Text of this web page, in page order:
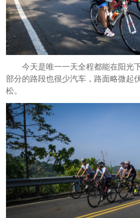
今天是唯一一天全程都能在阳光
部分的路段也很少汽车，路面略微起
松。